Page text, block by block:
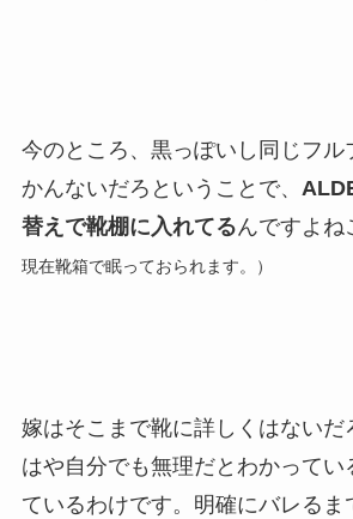
今のところ、黒っぽいし同じフル
かんないだろということで、
替えで靴棚に入れてるんですよね
現在靴箱で眠っておられます。）
嫁はそこまで靴に詳しくはないだ
はや自分でも無理だとわかってい
ているわけです。明確にバレるま